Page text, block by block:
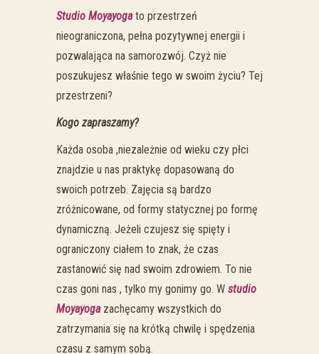
Studio Moyayogato przestrzeń
nieograniczona, pełna pozytywnej energii i
pozwalająca na samorozwój. Czyż nie
poszukujesz właśnie tego w swoim życiu? Tej
przestrzeni?
Kogo zapraszamy?
Każda osoba ,niezależnie od wieku czy płci
znajdzie u nas praktykę dopasowaną do
swoich potrzeb. Zajęcia są bardzo
zróżnicowane, od formy statycznej po formę
dynamiczną. Jeżeli czujesz się spięty i
ograniczony ciałem to znak, że czas
zastanowić się nad swoim zdrowiem. To nie
czas goni nas , tylko my gonimy go. W studio
Moyayoga zachęcamy wszystkich do
zatrzymania się na krótką chwilę i spędzenia
czasu z samym sobą.